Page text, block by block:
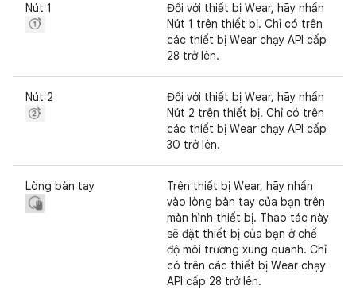
Nút 1
Đối với thiết bị Wear, hãy nhấn
Nút 1 trên thiết bị. Chỉ có trên
các thiết bị Wear chạy API cấp
28 trở lên.
Nút 2
Đối với thiết bị Wear, hãy nhấn
Nút 2 trên thiết bị. Chỉ có trên
các thiết bị Wear chạy API cấp
30 trở lên.
Lòng bàn tay
Trên thiết bị Wear, hãy nhấn
vào lòng bàn tay của bạn trên
màn hình thiết bị. Thao tác này
sẽ đặt thiết bị của bạn ở chế
độ môi trường xung quanh. Chỉ
có trên các thiết bị Wear chạy
API cấp 28 trở lên.